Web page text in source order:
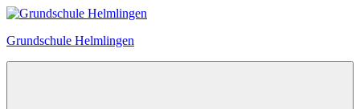
Zum
springen
Grundschule Helmlingen